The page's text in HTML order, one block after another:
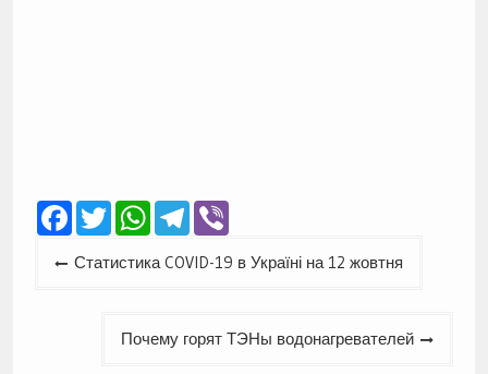
Facebook
TwitterWhatsApp
Telegram
Viber
Навігація
Статистика COVID-19 в Україні на 12 жовтня
Почему горят ТЭНы водонагревателей